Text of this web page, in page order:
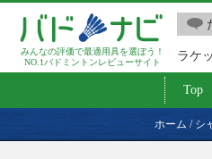
みんなの評価で最適用具を選ぼう！
NO.1バドミントンレビューサイト
ラケ
Top
ホーム / シ